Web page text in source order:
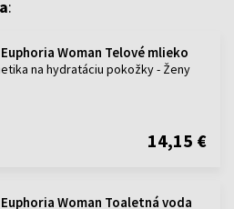
:
Woman Telové mlieko
na hydratáciu pokožky - Ženy
14,15 €
Woman Toaletná voda